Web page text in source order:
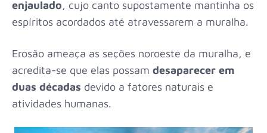
enjaulado, cujo canto supostamente mantinha os
espíritos acordados até atravessarem a muralha.
Erosão ameaça as seções noroeste da muralha, e
acredita-se que elas possam desaparecer em
duas décadas devido a fatores naturais e
atividades humanas.